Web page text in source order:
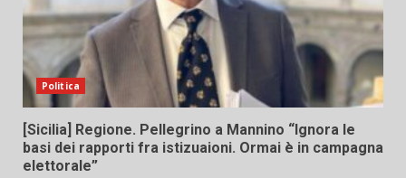
Politica
[Sicilia] Regione. Pellegrino a Mannino “Ignora le
basi dei rapporti fra istizuaioni. Ormai è in campagna
elettorale”